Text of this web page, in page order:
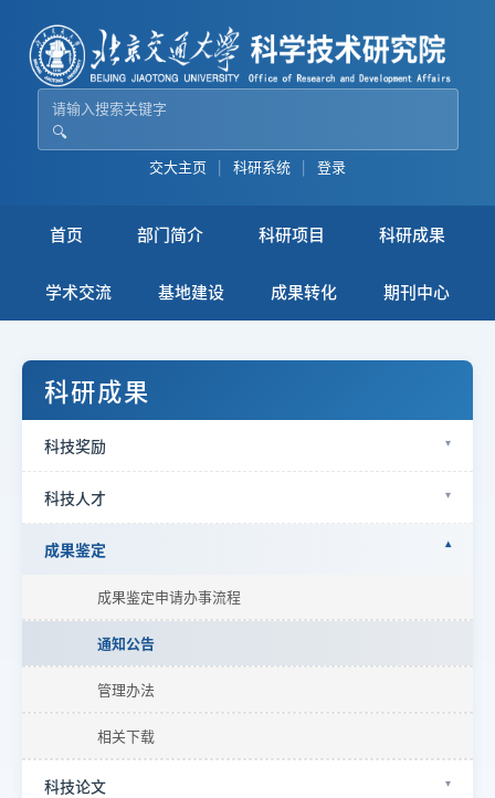
🔍
交大主页 | 科研系统 | 登录
首页 部门简介 科研项目 科研成果
学术交流 基地建设 成果转化 期刊中心
科研成果
科技奖励
科技人才
成果鉴定
成果鉴定申请办事流程
通知公告
管理办法
相关下载
科技论文